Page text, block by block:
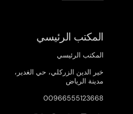
المكتب الرئيسي
المكتب الرئيسي
خير الدين الزركلي، حي الغدير،
مدينة الرياض
00966555123668